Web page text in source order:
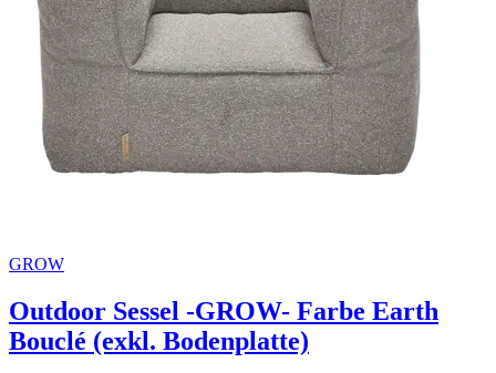
GROW
Outdoor Sessel -GROW- Farbe Earth
Bouclé (exkl. Bodenplatte)